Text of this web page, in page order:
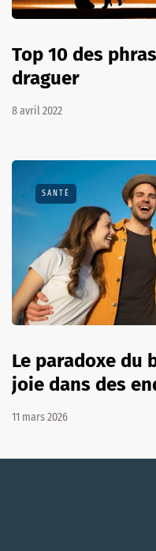
Top 10 des
draguer
8 avril 2022
SANTÉ
Le paradoxe du
joie dans des
11 mars 2026